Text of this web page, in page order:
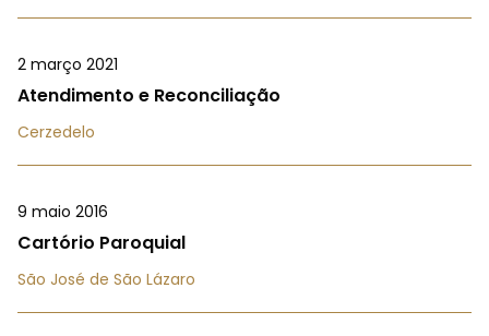
2 março 2021
Atendimento e Reconciliação
Cerzedelo
9 maio 2016
Cartório Paroquial
São José de São Lázaro